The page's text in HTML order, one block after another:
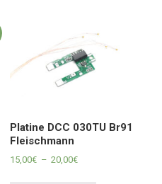
Les
options
peuvent
la
Platine DCC 030TU Br91
Fleischmann
15,00€ – 20,00€Plage